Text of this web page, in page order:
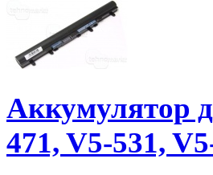
Аккумулятор
471, V5-531,